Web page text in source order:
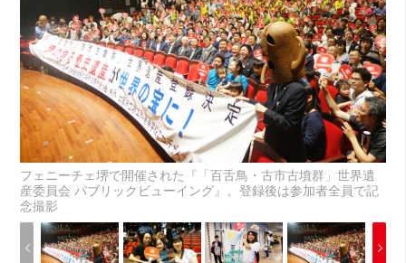
フェニーチェ堺で開催された『「百舌鳥・古市古墳群」世界遺
産委員会 パブリックビューイング』。登録後は参加者全員で記
念撮影